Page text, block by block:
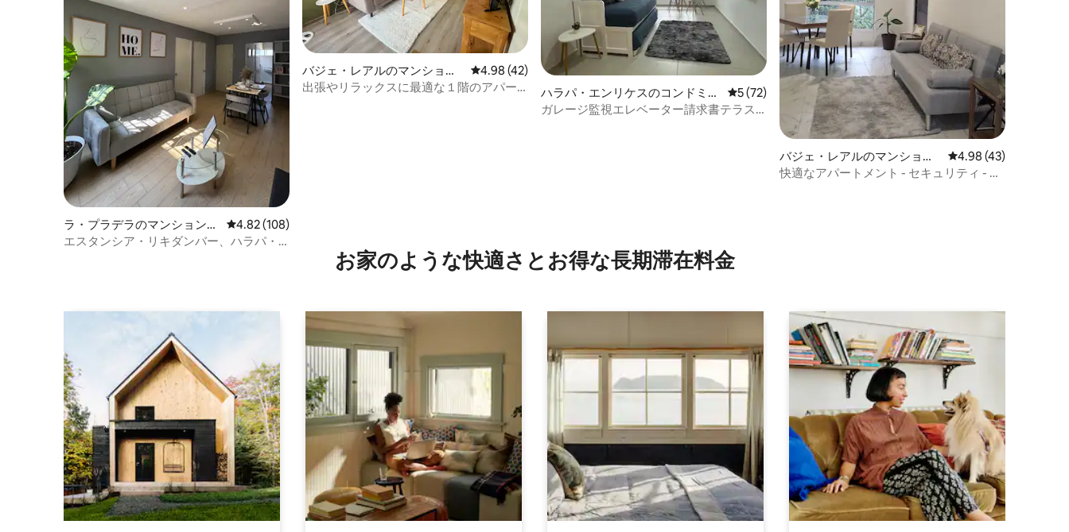
ラ・プラデラのマンション・
アパート
レビュー108件、5つ星中4.82つ星の平均評価
4.82 (108)
エスタンシア・リキダンバー、ハラパ・
バジェ・レアルのマンショ
ン・アパート
レビュー42件、5つ星中4.98つ星の平均評価
4.98 (42)
出張やリラックスに最適な１階のアパー
ハラパ・エンリケスのコンドミニ
アム
レビュー72件、5つ星中5つ星の平均評価
5 (72)
ガレージ監視エレベーター請求書テラス
バジェ・レアルのマンショ
ン・アパート
レビュー43件、5つ
4.98 (43)
快適なアパートメント - セキュリティ - エ
お家のような快⁠適⁠さ⁠とお⁠得⁠な長⁠期⁠滞⁠在料⁠金